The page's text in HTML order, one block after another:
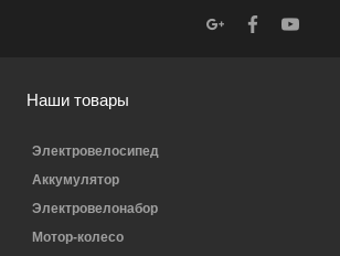
Наши товары
Электровелосипед
Аккумулятор
Электровелонабор
Мотор-колесо